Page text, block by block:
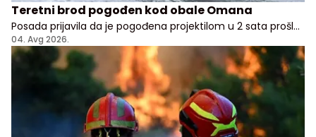
Teretni brod pogođen kod obale Omana
Posada prijavila da je pogođena projektilom u 2 sata prošle
noći, nema potvrde odakle je napad pokrenut
04. Avg 2026.